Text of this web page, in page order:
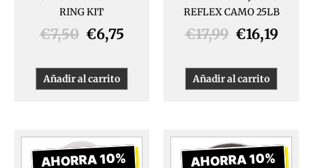
RING KIT
€7,50 €6,75
Añadir al carrito
REFLEX CAMO 25LB
€17,99 €16,19
Añadir al carrito
AHORRA 10%
El
precio
El
precio
AHORRA 10%
El
precio
El